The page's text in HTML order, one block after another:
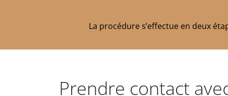
La procédure s’effectue en deux
Prendre contact